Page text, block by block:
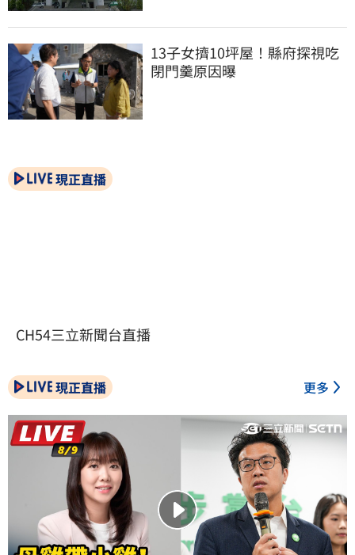
13子女擠10坪屋！縣府探視吃
閉門羹原因曝
現正直播
CH54三立新聞台直播
現正直播 更多